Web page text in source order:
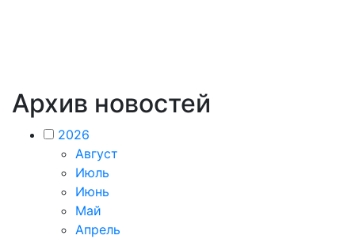
Архив новостей
2026
Август
Июль
Июнь
Май
Апрель